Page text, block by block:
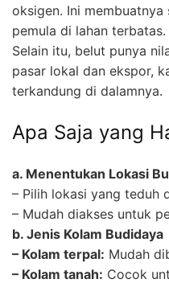
oksigen. Ini
pemula di lahan terbatas.
Selain itu, belut punya
pasar lokal dan ekspor,
terkandung di dalamnya.
Apa Saja yang
a. Menentukan Lokasi
– Pilih lokasi yang teduh
– Mudah diakses untuk
b. Jenis Kolam Budidaya
– Kolam terpal: Mudah
– Kolam tanah: Cocok